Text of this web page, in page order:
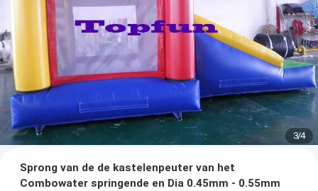
4/4
Sprong van de de kastelenpeuter van het
Combowater springende en Dia 0.45mm - 0.55mm